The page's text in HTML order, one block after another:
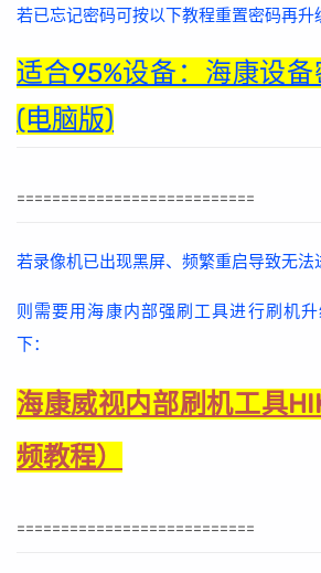
若已忘记密码可按以下教程重置密码再升
适合95%设备：海康设
(电脑版)
===========================
若录像机已出现黑屏、频繁重启导致无法
则需要用海康内部强刷工具进行刷机
下：
海康威视内部刷机工具
频教程）
===========================